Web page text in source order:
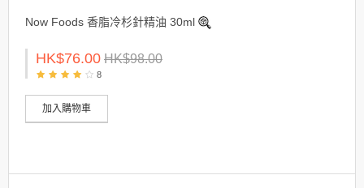
Now Foods 香脂冷杉針精油 30ml
HK$76.00 HK$98.00
8
加入購物車